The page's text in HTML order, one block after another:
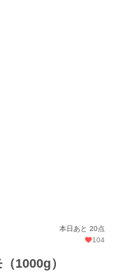
本日あと 20点
104
1000g）